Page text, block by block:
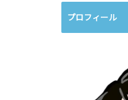
プロフィール